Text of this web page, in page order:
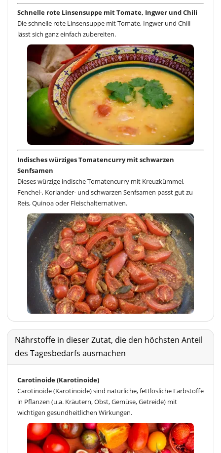
Schnelle rote Linsensuppe mit Tomate, Ingwer und Chili
Die schnelle rote Linsensuppe mit Tomate, Ingwer und Chili
lässt sich ganz einfach zubereiten.
Indisches würziges Tomatencurry mit schwarzen
Senfsamen
Dieses würzige indische Tomatencurry mit Kreuzkümmel,
Fenchel-, Koriander- und schwarzen Senfsamen passt gut zu
Reis, Quinoa oder Fleischalternativen.
Nährstoffe in dieser Zutat, die den höchsten Anteil
des Tagesbedarfs ausmachen
Carotinoide (Karotinoide)
Carotinoide (Karotinoide) sind natürliche, fettlösliche Farbstoffe
in Pflanzen (u.a. Kräutern, Obst, Gemüse, Getreide) mit
wichtigen gesundheitlichen Wirkungen.